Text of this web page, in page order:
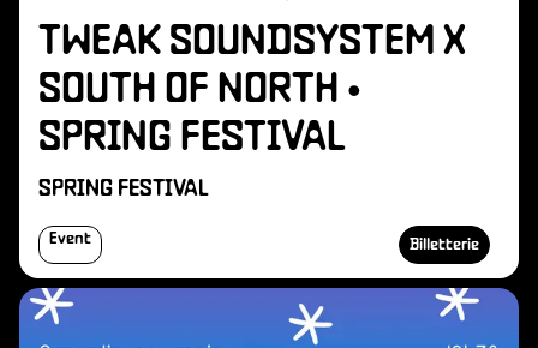
TWEAK SOUNDSYSTEM X
SOUTH OF NORTH •
SPRING FESTIVAL
SPRING FESTIVAL
Event Billetterie